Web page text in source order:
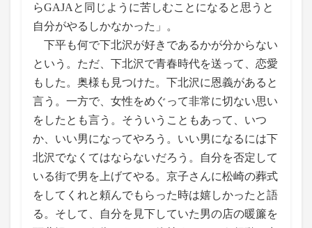
らGAJAと同じように苦しむことになると思うと
自分がやるしかなかった」。
下平も何で下北沢が好きであるかが分からない
という。ただ、下北沢で青春時代を送って、恋愛
もした。奥様も見つけた。下北沢に恩義があると
言う。一方で、女性をめぐって非常に切ない思い
をしたとも言う。そういうこともあって、いつ
か、いい男になってやろう。いい男になるには下
北沢でなくてはならないだろう。自分を否定して
いる街で男を上げてやる。京子さんに松崎の葬式
をしてくれと頼んでもらった時は嬉しかったと語
る。そして、自分を見下していた男の店の暖簾を